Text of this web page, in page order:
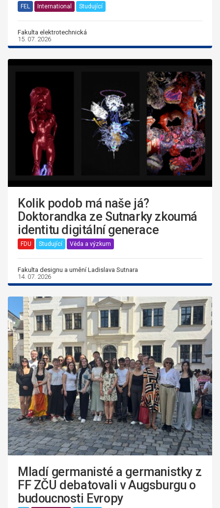
FEL International Studující
Fakulta elektrotechnická
15. 07. 2026
Kolik podob má naše já?
Doktorandka ze Sutnarky zkoumá
identitu digitální generace
FDU Studující Věda a výzkum
Fakulta designu a umění Ladislava Sutnara
14. 07. 2026
Mladí germanisté a germanistky z
FF ZČU debatovali v Augsburgu o
budoucnosti Evropy